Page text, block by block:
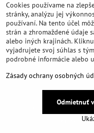
©
Cookies používame na
stránky, analýzu jej
používaní. Na tento účel
strán a zhromaždené údaje
alebo iných krajinách.
vyjadrujete svoj súhlas s
podrobné informácie alebo
Zásady ochrany osobných
Odmietnuť